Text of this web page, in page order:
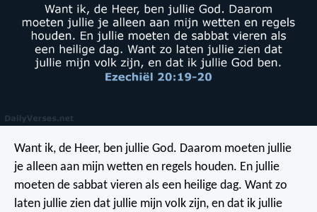
Want ik, de Heer, ben jullie God. Daarom moeten jullie
je alleen aan mijn wetten en regels houden. En jullie
moeten de sabbat vieren als een heilige dag. Want zo
laten jullie zien dat jullie mijn volk zijn, en dat ik jullie